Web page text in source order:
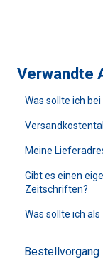
Verwandte
Was sollte ich
Meine
Gibt es einen
Zeitschriften?
Was sollte ich
Bestellvorgang